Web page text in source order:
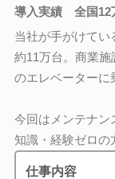
導入実績 全国12
当社が手がけてい
約11万台。商業
のエレベーターに
今回はメンテナン
知識・経験ゼロの
仕事内容